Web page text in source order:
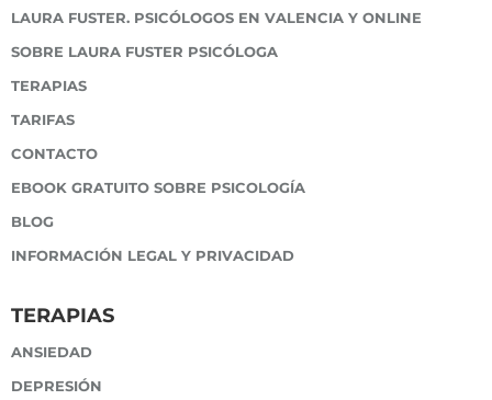
LAURA FUSTER. PSICÓLOGOS EN VALENCIA Y ONLINE
SOBRE LAURA FUSTER PSICÓLOGA
TERAPIAS
TARIFAS
CONTACTO
EBOOK GRATUITO SOBRE PSICOLOGÍA
BLOG
INFORMACIÓN LEGAL Y PRIVACIDAD
TERAPIAS
ANSIEDAD
DEPRESIÓN